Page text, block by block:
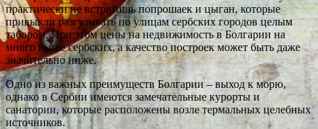
практически не встретишь попрошаек и цыган, которые
привыкли разгуливать по улицам сербских городов целым
табором. При этом цены на недвижимость в Болгарии на
много выше сербских, а качество построек может быть даже
значительно ниже.
Одно из важных преимуществ Болгарии – выход к морю,
однако в Сербии имеются замечательные курорты и
санатории, которые расположены возле термальных целебных
источников.